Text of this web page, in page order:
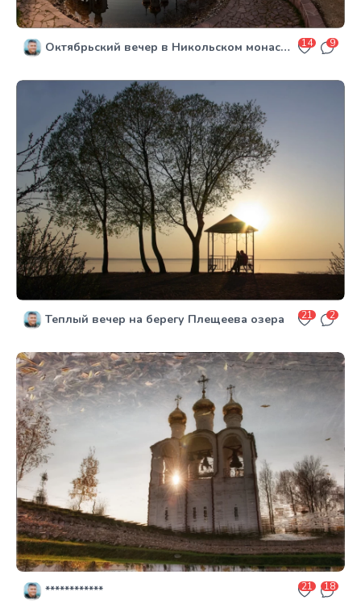
Октябрьский вечер в Никольском монастыре 14 9
Теплый вечер на берегу Плещеева озера 21 2
************ 21 18